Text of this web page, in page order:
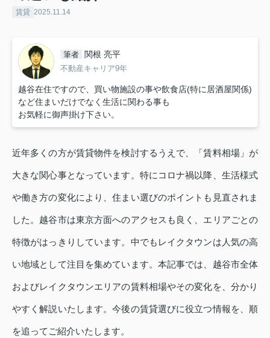
賃貸 2025.11.14
筆者 関根 亮平
不動産キャリア9年
越谷在住ですので、買い物施設の事や飲食店(特に居酒屋関係)
など住まいだけでなく生活に関わる事も
お気軽に御声掛け下さい。
近年多くの方が賃貸物件を検討するうえで、「賃料相場」が
大きな関心事となっています。特にコロナ禍以降、生活様式
や働き方の変化により、住まい選びのポイントも見直されま
した。越谷市は東京方面へのアクセスも良く、エリアごとの
特徴がはっきりしています。中でもレイクタウンは人気の高
い地域として注目を集めています。本記事では、越谷市全体
およびレイクタウンエリアの賃料相場やその変化を、分かり
やすく解説いたします。今後の賃貸選びに役立つ情報を、順
を追ってご紹介いたします。